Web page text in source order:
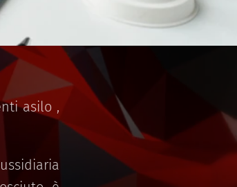
asilo ,